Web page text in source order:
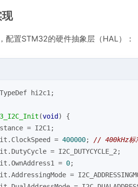
配置STM32的硬件抽象层（HAL）：
hi2c1;
(void )
{
= I2C1;
=
400000; // 400kHz标
= I2C_DUTYCYCLE_2;
=
0;
=